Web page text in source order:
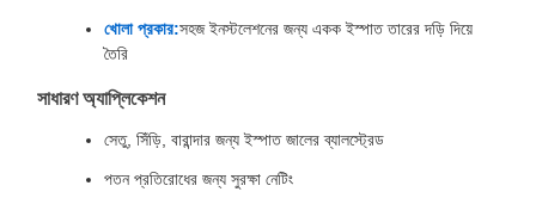
খোলা প্রকার:সহজ ইনস্টলেশনের জন্য একক ইস্পাত তারের দড়ি দিয়ে
তৈরি
সাধারণ অ্যাপ্লিকেশন
সেতু, সিঁড়ি, বারান্দার জন্য ইস্পাত জালের ব্যালস্ট্রেড
পতন প্রতিরোধের জন্য সুরক্ষা নেটিং